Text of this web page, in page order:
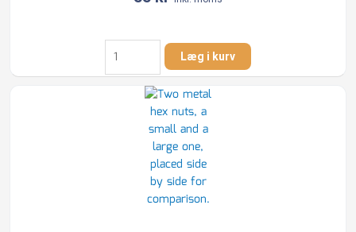
1.1/4"
3/4"
Nippelmuffe
Læg i kurv